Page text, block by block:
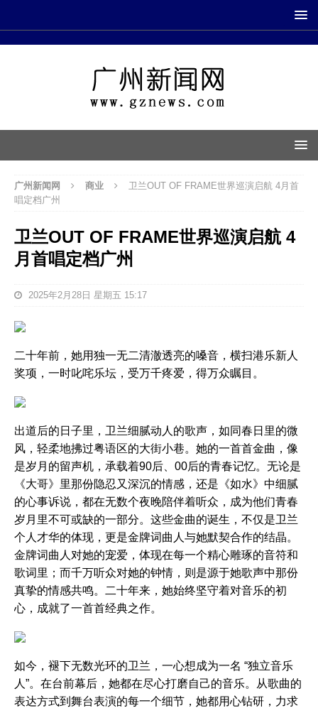
广州新闻网 商业
卫兰OUT OF FRAME世界巡演启航 4月首
唱定档广州
卫兰OUT OF FRAME世界巡演启航 4
月首唱定档广州
2025年2月28日 星期五 15:17
二十年前，她用独一无二清澈透亮的嗓音，横扫港乐新人
奖项，一时叱咤乐坛，受万千疼爱，得万众瞩目。
出道后的日子里，卫兰细腻动人的歌声，如同春日里的微
风，轻柔地拂过粤语区的大街小巷。她的一首首金曲，像
是岁月的留声机，承载着90后、00后的青春记忆。无论是
《大哥》里那份隐忍又深沉的情感，还是《如水》中细腻
的心事诉说，都在无数个夜晚陪伴着听众，成为他们青春
岁月里不可或缺的一部分。这些金曲的诞生，不仅是卫兰
个人才华的体现，更是金牌词曲人与她默契合作的结晶。
金牌词曲人对她的宠爱，体现在每一个精心雕琢的音符和
歌词里；而千万听众对她的钟情，则是源于她歌声中那份
真挚的情感共鸣。二十年来，她始终坚守着对音乐的初
心，成就了一首首经典之作。
如今，褪下无数光环的卫兰，一心想成为一名 “独立音乐
人”。在台前幕后，她都在尽心打磨自己的音乐。从歌曲的
表达方式到舞台表演的每一个细节，她都用心钻研，力求